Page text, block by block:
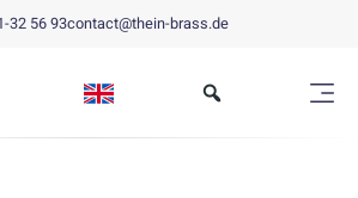
32 56 93contact@thein-brass.de